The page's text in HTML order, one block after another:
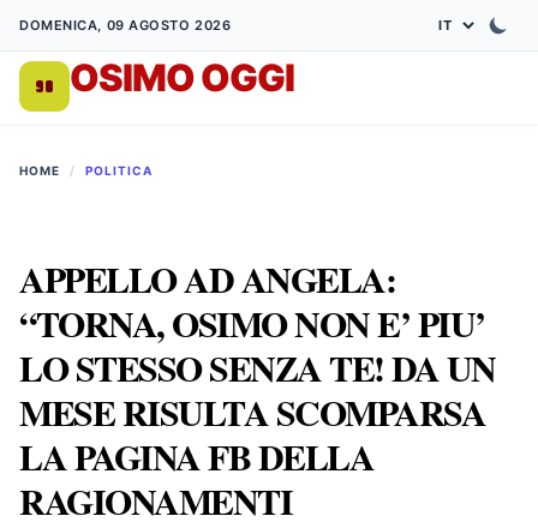
DOMENICA, 09 AGOSTO 2026
OSIMO OGGI
HOME / POLITICA
APPELLO AD ANGELA:
“TORNA, OSIMO NON E’ PIU’
LO STESSO SENZA TE! DA UN
MESE RISULTA SCOMPARSA
LA PAGINA FB DELLA
RAGIONAMENTI